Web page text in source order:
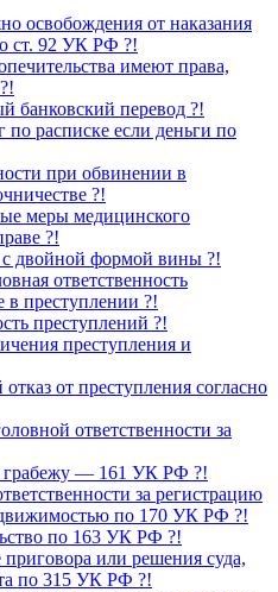
освобождения от наказания
ст. 92 УК РФ ?!
имеют права,
банковский перевод ?!
расписке если деньги по
при обвинении в
?!
меры медицинского
?!
с двойной формой вины ?!
ответственность
в преступлении ?!
преступлений ?!
преступления и
от преступления согласно
ответственности за
грабежу — 161 УК РФ ?!
за регистрацию
по 170 УК РФ ?!
по 163 УК РФ ?!
или решения суда,
по 315 УК РФ ?!